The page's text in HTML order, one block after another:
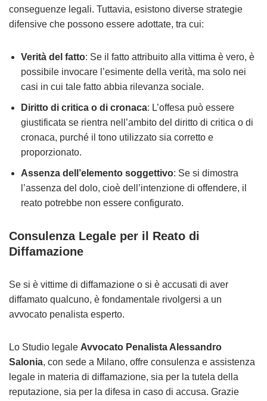
conseguenze legali. Tuttavia, esistono diverse strategie
difensive che possono essere adottate, tra cui:
Verità del fatto: Se il fatto attribuito alla vittima è vero, è
possibile invocare l’esimente della verità, ma solo nei
casi in cui tale fatto abbia rilevanza sociale.
Diritto di critica o di cronaca: L’offesa può essere
giustificata se rientra nell’ambito del diritto di critica o di
cronaca, purché il tono utilizzato sia corretto e
proporzionato.
Assenza dell’elemento soggettivo: Se si dimostra
l’assenza del dolo, cioè dell’intenzione di offendere, il
reato potrebbe non essere configurato.
Consulenza Legale per il Reato di
Diffamazione
Se si è vittime di diffamazione o si è accusati di aver
diffamato qualcuno, è fondamentale rivolgersi a un
avvocato penalista esperto.
Lo Studio legale Avvocato Penalista Alessandro
Salonia, con sede a Milano, offre consulenza e assistenza
legale in materia di diffamazione, sia per la tutela della
reputazione, sia per la difesa in caso di accusa. Grazie